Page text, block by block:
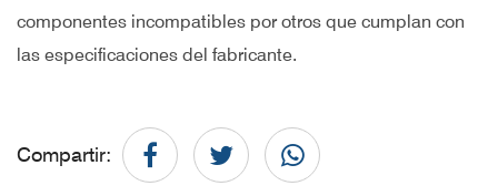
componentes incompatibles por otros que cumplan con
las especificaciones del fabricante.
Compartir: